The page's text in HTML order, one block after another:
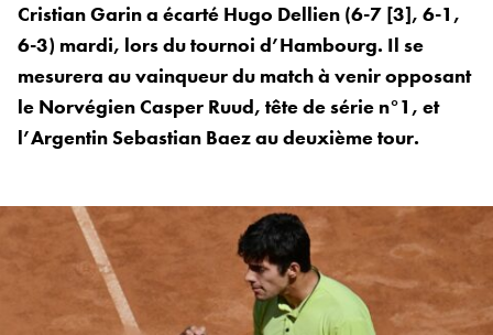
Cristian Garin a écarté Hugo Dellien (6-7 [3], 6-1,
6-3) mardi, lors du tournoi d’Hambourg. Il se
mesurera au vainqueur du match à venir opposant
le Norvégien Casper Ruud, tête de série n°1, et
l’Argentin Sebastian Baez au deuxième tour.